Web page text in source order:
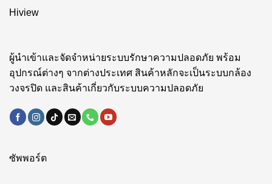
Hiview
ผู้นำเข้าและจัดจำหน่ายระบบรักษาความปลอดภัย พร้อม
อุปกรณ์ต่างๆ จากต่างประเทศ สินค้าหลักจะเป็นระบบกล้อง
วงจรปิด และสินค้าเกี่ยวกับระบบความปลอดภัย
ซัพพอร์ต